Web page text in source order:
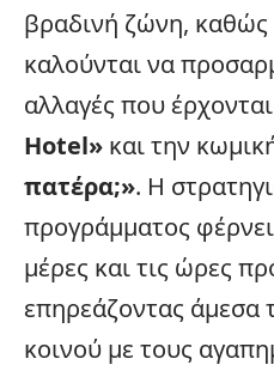
βραδινή ζώνη, καθώς
καλούνται να
αλλαγές που
Hotel» και την
πατέρα;». Η
προγράμματος
μέρες και τις ώρες
επηρεάζοντας άμεσα
κοινού με τους